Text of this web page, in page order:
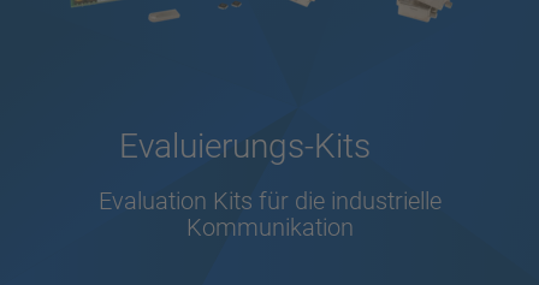
Evaluierungs-Kits
Evaluation Kits für die industrielle
Kommunikation